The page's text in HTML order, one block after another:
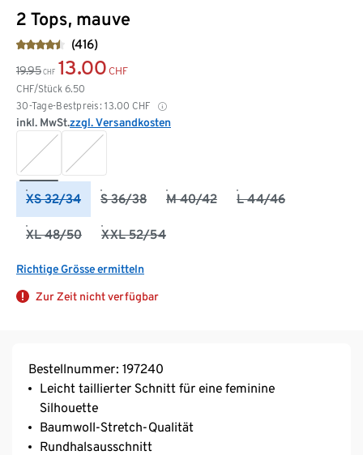
2 Tops, mauve
(416)
19.95 CHF 13.00 CHF
CHF/Stück 6.50
30-Tage-Bestpreis: 13.00 CHF
inkl. MwSt.zzgl. Versandkosten
XS 32/34 S 36/38 M 40/42 L 44/46
XL 48/50 XXL 52/54
Richtige Grösse ermitteln
Zur Zeit nicht verfügbar
Bestellnummer: 197240
Leicht taillierter Schnitt für eine feminine
Silhouette
Baumwoll-Stretch-Qualität
Rundhalsausschnitt